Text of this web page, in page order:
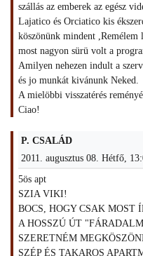
szállás az emberek az egész
Lajatico és Orciatico kis
köszönünk mindent
most nagyon sürü volt a
Amilyen nehezen indult a
és jo munkát kivánunk Neked.
A mielöbbi visszatérés
Ciao!
P. CSALÁD
2011. augusztus 08. Hétfő,
5ös apt
SZIA VIKI!
BOCS, HOGY CSAK MOST
A HOSSZÚ ÚT
SZERETNÉM
SZÉP ÉS TAKAROS